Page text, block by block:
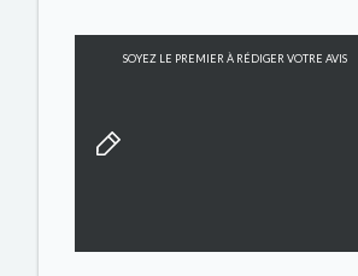
SOYEZ LE PREMIER À RÉDIGER VOTRE AVIS